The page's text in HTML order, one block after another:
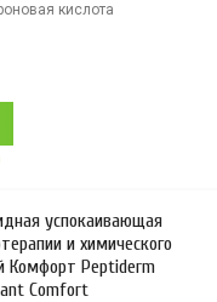
кислота
успокаивающая
и химического
Комфорт Peptiderm
Comfort